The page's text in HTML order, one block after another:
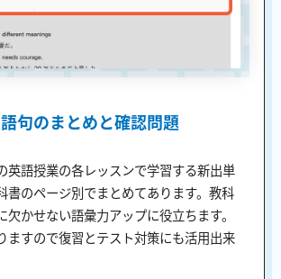
句のまとめと確認問題
英語授業の各レッスンで学習する新出単
書のページ別でまとめてあります。教科
欠かせない語彙力アップに役立ちます。
ますので復習とテスト対策にも活用出来